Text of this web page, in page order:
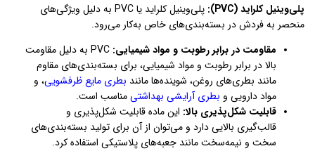
پلی‌وینیل کلراید (PVC):
پلی‌وینیل کلراید یا PVC به دلیل ویژگی‌های
منحصر به فردش در بسته‌بندی‌های خاص به‌کار می‌رود.
مقاومت در برابر رطوبت و مواد شیمیایی:
PVC به دلیل مقاومت
بالا در برابر رطوبت و مواد شیمیایی، برای بسته‌بندی‌های مقاوم
مانند بطری‌های روغن، شوینده‌ها مانند بطری مایع ظرفشویی، و
مواد دارویی و بطری آرایشی بهداشتیمناسب است.
قابلیت شکل‌پذیری بالا: این ماده قابلیت شکل‌پذیری و
قالب‌گیری بالایی دارد و می‌توان از آن برای تولید بسته‌بندی‌های
سخت و نیمه‌سخت مانند جعبه‌های پلاستیکی استفاده کرد.